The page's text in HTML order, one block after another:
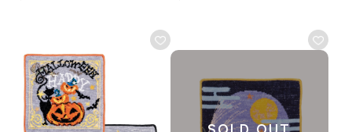
SOLD OUT